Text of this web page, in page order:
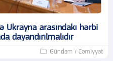
Ukrayna arasındakı hərbi
dayandırılmalıdır
Gündəm / Cəmiyyət